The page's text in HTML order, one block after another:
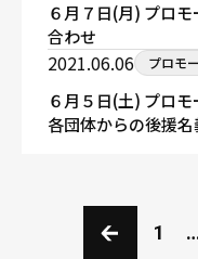
６月７日(月) プロ
合わせ
2021.06.06 プロモ
６月５日(土) プロ
各団体からの後援名
1